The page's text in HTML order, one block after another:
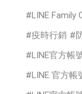
LINE Family
疫時行銷
LINE官方帳
LINE 官方帳